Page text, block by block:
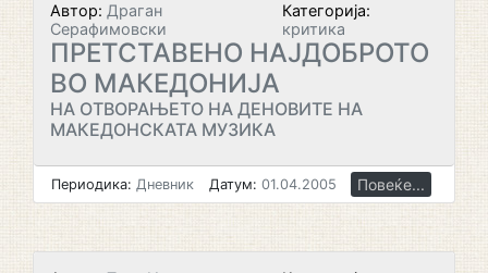
Автор: Драган
Серафимовски
Категорија:
критика
ПРЕТСТАВЕНО НАЈДОБРОТО
ВО МАКЕДОНИЈА
НА ОТВОРАЊЕТО НА ДЕНОВИТЕ НА
МАКЕДОНСКАТА МУЗИКА
Периодика: Дневник Датум: 01.04.2005 Повеќе...